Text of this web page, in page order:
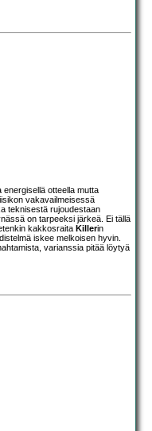
otteella mutta
vakavailmeisessä
teknisestä rujoudestaan
on tarpeeksi järkeä. Ei tällä
kakkosraita Killerin
iskee melkoisen hyvin.
varianssia pitää löytyä